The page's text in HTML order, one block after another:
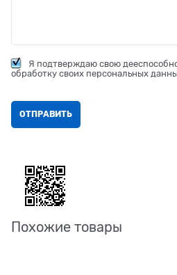
Я подтверждаю свою
обработку своих персональных
Похожие товары